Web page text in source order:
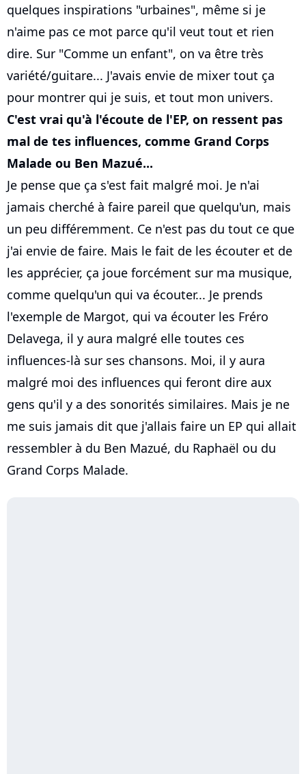
quelques inspirations "urbaines", même si je
n'aime pas ce mot parce qu'il veut tout et rien
dire. Sur "Comme un enfant", on va être très
variété/guitare... J'avais envie de mixer tout ça
pour montrer qui je suis, et tout mon univers.
C'est vrai qu'à l'écoute de l'EP, on ressent pas
mal de tes influences, comme Grand Corps
Malade ou Ben Mazué...
Je pense que ça s'est fait malgré moi. Je n'ai
jamais cherché à faire pareil que quelqu'un, mais
un peu différemment. Ce n'est pas du tout ce que
j'ai envie de faire. Mais le fait de les écouter et de
les apprécier, ça joue forcément sur ma musique,
comme quelqu'un qui va écouter... Je prends
l'exemple de Margot, qui va écouter les Fréro
Delavega, il y aura malgré elle toutes ces
influences-là sur ses chansons. Moi, il y aura
malgré moi des influences qui feront dire aux
gens qu'il y a des sonorités similaires. Mais je ne
me suis jamais dit que j'allais faire un EP qui allait
ressembler à du Ben Mazué, du Raphaël ou du
Grand Corps Malade.